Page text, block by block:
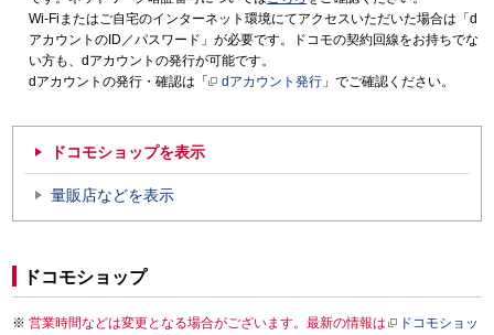
Wi-Fiまたはご自宅のインターネット環境にてアクセスいただいた場合は「d
アカウントのID／パスワード」が必要です。ドコモの契約回線をお持ちでな
い方も、dアカウントの発行が可能です。
dアカウントの発行・確認は「
dアカウント発行 」でご確認ください。
ドコモショップを表示
量販店などを表示
ドコモショップ
営業時間などは変更となる場合がございます。最新の情報は
ドコモショッ